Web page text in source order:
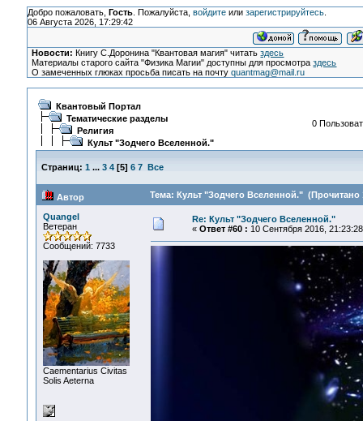
Добро пожаловать, Гость. Пожалуйста, войдитеили зарегистрируйтесь.
06 Августа 2026, 17:29:42
Новости: Книгу С.Доронина "Квантовая магия" читатьздесь
Материалы старого сайта "Физика Магии" доступны для просмотраздесь
О замеченных глюках просьба писать на почтуquantmag@mail.ru
Квантовый Портал
Тематические разделы
Религия
Культ "Зодчего Вселенной."
0
Страниц: 1 ... 3 4[5] 6 7 Все
Автор Тема: Культ "Зодчего Вселенной." (Прочитано
Quangel
Ветеран
Сообщений: 7733
Сaementarius Civitas
Solis Aeterna
Re: Культ "Зодчего Вселенной."
« Ответ #60 : 10 Сентября 2016,